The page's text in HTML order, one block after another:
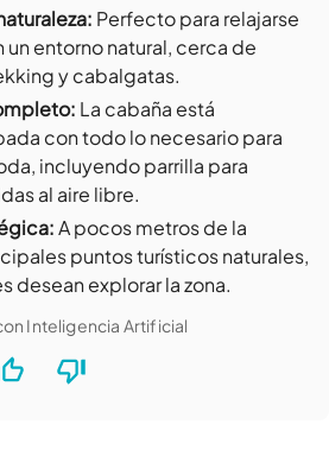
: Perfecto para relajarse
entorno natural, cerca de
y cabalgatas.
: La cabaña está
con todo lo necesario para
incluyendo parrilla para
al aire libre.
:A pocos metros de la
puntos turísticos naturales,
desean explorar la zona.
Inteligencia Artificial